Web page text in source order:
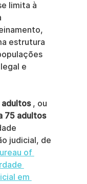
limita à
estrutura
e
, ou
75 adultos
judicial, de
of
em